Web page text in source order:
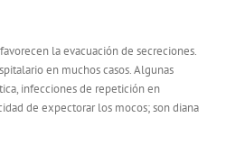
la evacuación de secreciones.
en muchos casos. Algunas
infecciones de repetición en
de expectorar los mocos; son diana